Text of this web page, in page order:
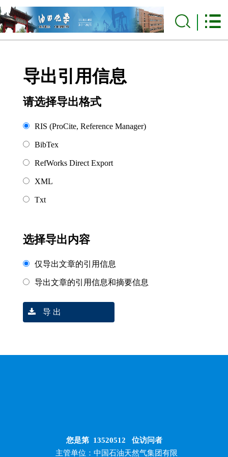
导出引用信息
请选择导出格式
RIS (ProCite, Reference Manager)
BibTex
RefWorks Direct Export
XML
Txt
选择导出内容
仅导出文章的引用信息
导出文章的引用信息和摘要信息
导 出
您是第 13520512 位访问者
主管单位：中国石油天然气集团有限